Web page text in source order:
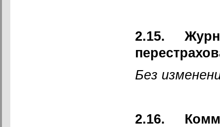
2.15.
Без
2.16.